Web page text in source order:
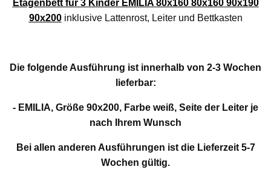
Etagenbett für 3 Kinder EMILIA 80x160 80x160 90x190
90x200 inklusive Lattenrost, Leiter und Bettkasten
Die folgende Ausführung ist innerhalb von 2-3 Wochen
lieferbar:
- EMILIA, Größe 90x200, Farbe weiß, Seite der Leiter je
nach Ihrem Wunsch
Bei allen anderen Ausführungen ist die Lieferzeit 5-7
Wochen gültig.